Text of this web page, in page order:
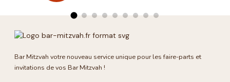
Bar Mitzvah votre nouveau service unique pour les faire-parts et
invitations de vos Bar Mitzvah !